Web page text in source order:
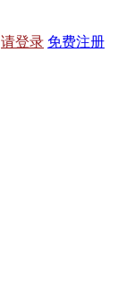
请登录 免费注册